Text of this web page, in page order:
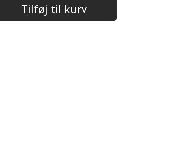
Tilføj til kurv